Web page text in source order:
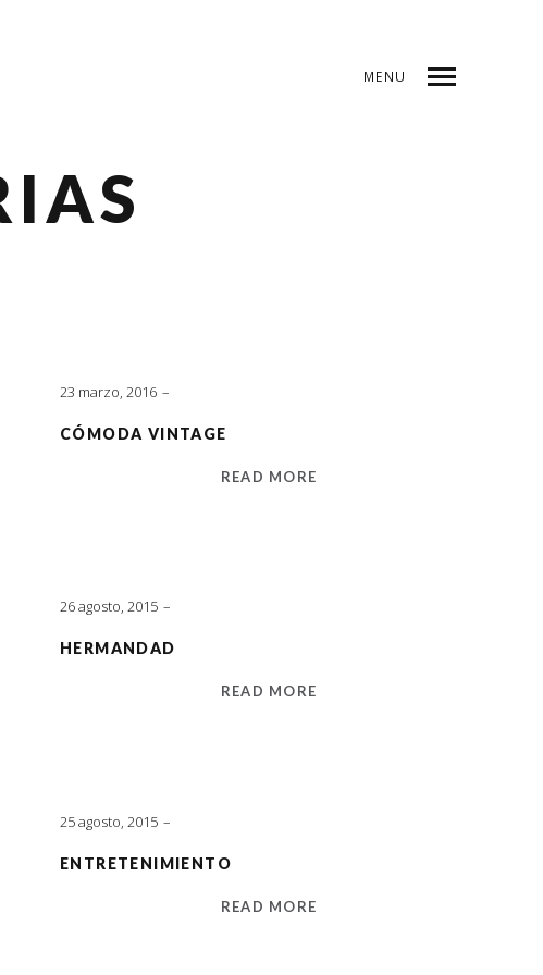
MENU
23 marzo, 2016
CÓMODA VINTAGE
READ MORE
26 agosto, 2015
HERMANDAD
READ MORE
25 agosto, 2015
ENTRETENIMIENTO
READ MORE